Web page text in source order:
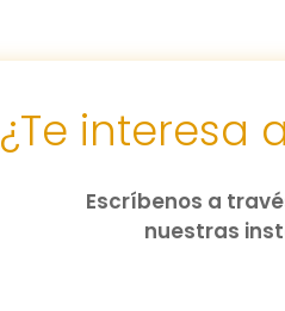
¿Te interesa
Escríbenos a
nuestras